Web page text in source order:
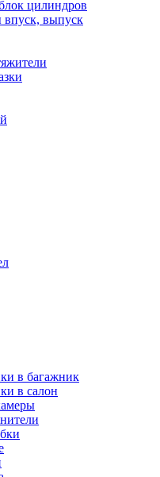
цилиндров
впуск, выпуск
в багажник
в салон